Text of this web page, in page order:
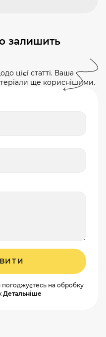
залишить
цієї статті. Ваша
ще кориснішими.
погоджуєтесь на обробку
Детальніше